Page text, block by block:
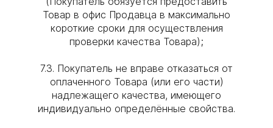
Товар в офис Продавца в максимально
короткие сроки для осуществления
проверки качества Товара);
7.3. Покупатель не вправе отказаться от
оплаченного Товара (или его части)
надлежащего качества, имеющего
индивидуально определённые свойства.